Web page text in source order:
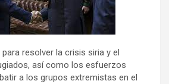
resolver la crisis siria y el
así como los esfuerzos
a los grupos extremistas en el